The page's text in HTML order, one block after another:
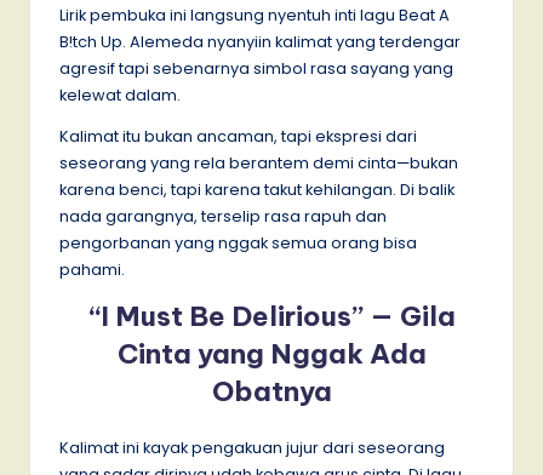
Lirik pembuka ini langsung nyentuh inti lagu Beat A
B!tch Up. Alemeda nyanyiin kalimat yang terdengar
agresif tapi sebenarnya simbol rasa sayang yang
kelewat dalam.
Kalimat itu bukan ancaman, tapi ekspresi dari
seseorang yang rela berantem demi cinta—bukan
karena benci, tapi karena takut kehilangan. Di balik
nada garangnya, terselip rasa rapuh dan
pengorbanan yang nggak semua orang bisa
pahami.
“I Must Be Delirious” — Gila
Cinta yang Nggak Ada
Obatnya
Kalimat ini kayak pengakuan jujur dari seseorang